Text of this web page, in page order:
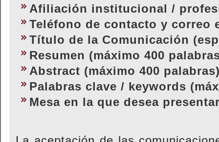
Afiliación institucional /
Teléfono de contacto y correo
Título de la Comunicación
Resumen (máximo 400
Abstract (máximo 400
Palabras clave / keywords
Mesa en la que desea